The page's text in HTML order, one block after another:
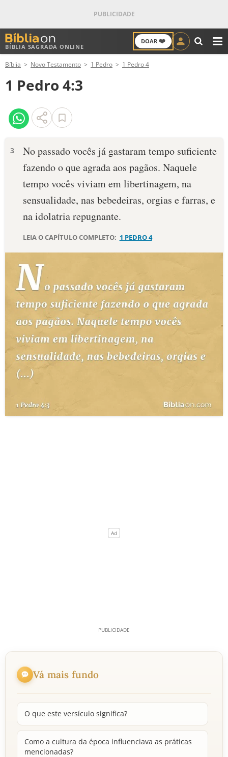
BÍBLIA SAGRADA ONLINE
DOAR ❤️
ANTIGO TESTAMENTO
NOVO TESTAMENTO
VERSÍCULOS
PALAVRA DO DIA
SALMO DO DIA
DEVOCIONAL DIÁRIO
ESTUDOS BÍBLICOS
ESBOÇOS DE PREGAÇÃO
TEMAS
PERGUNTE À BÍBLIA
TERMO BÍBLICO
QUEM SOMOS
Bíblia Novo Testamento 1 Pedro 1 Pedro 4
1 Pedro 4:3
3
No passado vocês já gastaram tempo suficiente
fazendo o que agrada aos pagãos. Naquele
tempo vocês viviam em libertinagem, na
sensualidade, nas bebedeiras, orgias e farras, e
na idolatria repugnante.
LEIA O CAPÍTULO COMPLETO: 1 PEDRO 4
Vá mais fundo
O que este versículo significa?
Como a cultura da época influenciava as práticas
mencionadas?